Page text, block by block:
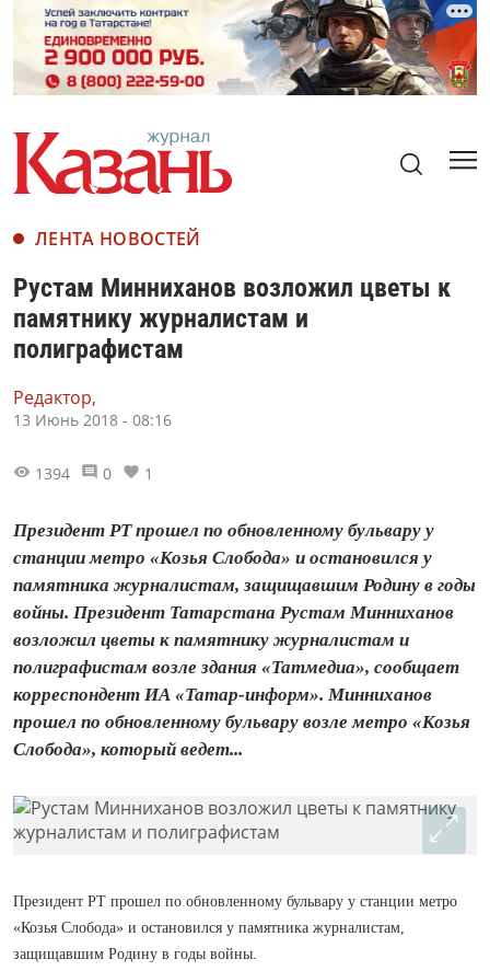
ЛЕНТА НОВОСТЕЙ
Рустам Минниханов возложил цветы к
памятнику журналистам и
полиграфистам
Редактор,
13 Июнь 2018 - 08:16
1394 0 1
Президент РТ прошел по обновленному бульвару у
станции метро «Козья Слобода» и остановился у
памятника журналистам, защищавшим Родину в годы
войны. Президент Татарстана Рустам Минниханов
возложил цветы к памятнику журналистам и
полиграфистам возле здания «Татмедиа», сообщает
корреспондент ИА «Татар-информ». Минниханов
прошел по обновленному бульвару возле метро «Козья
Слобода», который ведет...
Президент РТ прошел по обновленному бульвару у станции метро
«Козья Слобода» и остановился у памятника журналистам,
защищавшим Родину в годы войны.